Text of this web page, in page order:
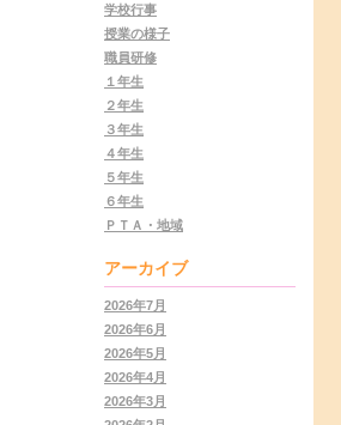
学校行事
授業の様子
職員研修
１年生
２年生
３年生
４年生
５年生
６年生
ＰＴＡ・地域
アーカイブ
2026年7月
2026年6月
2026年5月
2026年4月
2026年3月